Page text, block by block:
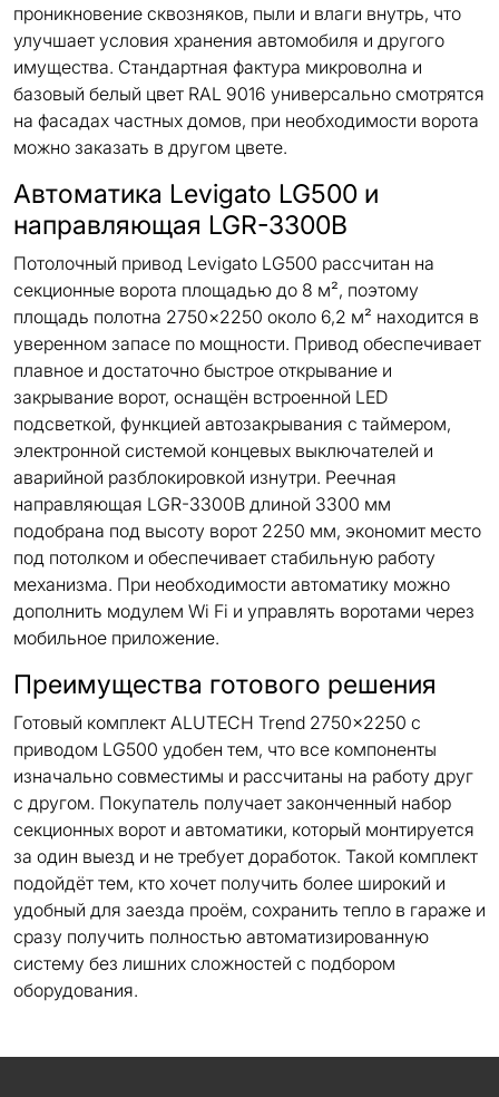
проникновение сквозняков, пыли и влаги внутрь, что
улучшает условия хранения автомобиля и другого
имущества. Стандартная фактура микроволна и
базовый белый цвет RAL 9016 универсально смотрятся
на фасадах частных домов, при необходимости ворота
можно заказать в другом цвете.
Автоматика Levigato LG500 и
направляющая LGR-3300B
Потолочный привод Levigato LG500 рассчитан на
секционные ворота площадью до 8 м², поэтому
площадь полотна 2750×2250 около 6,2 м² находится в
уверенном запасе по мощности. Привод обеспечивает
плавное и достаточно быстрое открывание и
закрывание ворот, оснащён встроенной LED
подсветкой, функцией автозакрывания с таймером,
электронной системой концевых выключателей и
аварийной разблокировкой изнутри. Реечная
направляющая LGR-3300B длиной 3300 мм
подобрана под высоту ворот 2250 мм, экономит место
под потолком и обеспечивает стабильную работу
механизма. При необходимости автоматику можно
дополнить модулем Wi Fi и управлять воротами через
мобильное приложение.
Преимущества готового решения
Готовый комплект ALUTECH Trend 2750×2250 с
приводом LG500 удобен тем, что все компоненты
изначально совместимы и рассчитаны на работу друг
с другом. Покупатель получает законченный набор
секционных ворот и автоматики, который монтируется
за один выезд и не требует доработок. Такой комплект
подойдёт тем, кто хочет получить более широкий и
удобный для заезда проём, сохранить тепло в гараже и
сразу получить полностью автоматизированную
систему без лишних сложностей с подбором
оборудования.